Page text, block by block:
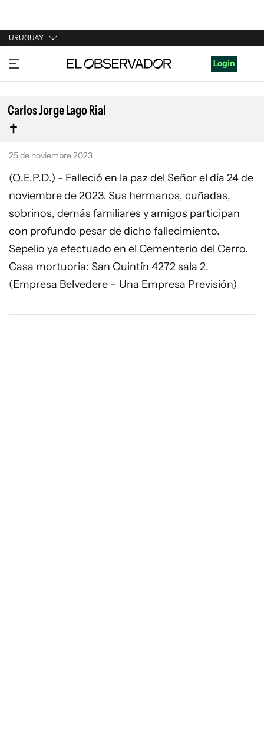
URUGUAY
URUGUAY
ARGENTINA
ESPAÑA
ESTADOS UNIDOS
Login
Carlos Jorge Lago Rial
25 de noviembre 2023
(Q.E.P.D.) - Falleció en la paz del Señor el día 24 de
noviembre de 2023. Sus hermanos, cuñadas,
sobrinos, demás familiares y amigos participan
con profundo pesar de dicho fallecimiento.
Sepelio ya efectuado en el Cementerio del Cerro.
Casa mortuoria: San Quintín 4272 sala 2.
(Empresa Belvedere – Una Empresa Previsión)